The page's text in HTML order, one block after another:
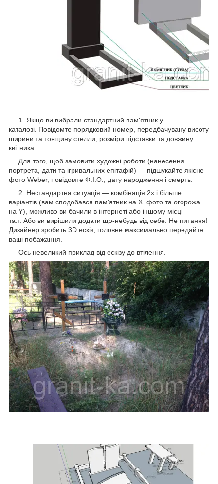
1. Якщо ви вибрали стандартний пам'ятник у
каталозі. Повідомте порядковий номер, передбачувану висоту
ширини та товщину стелли, розміри підставки та довжину
квітника.
Для того, щоб замовити художні роботи (нанесення
портрета, дати та ігривальних епітафій) — підшукайте якісне
фото Weber, повідомте Ф.І.О., дату народження і смерть.
2. Нестандартна ситуація — комбінація 2х і більше
варіантів (вам сподобався пам'ятник на Х. фото та огорожа
на Y), можливо ви бачили в інтернеті або іншому місці
та.т. Або ви вирішили додати що-небудь від себе. Не питання!
Дизайнер зробить 3D ескіз, головне максимально передайте
ваші побажання.
Ось невеликий приклад від ескізу до втілення.